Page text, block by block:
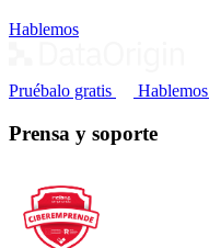
Hablemos
Pruébalo gratis Hablemos
Prensa y soporte